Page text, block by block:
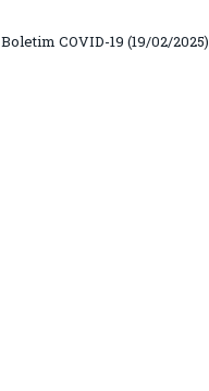
Boletim COVID-19 (19/02/2025)